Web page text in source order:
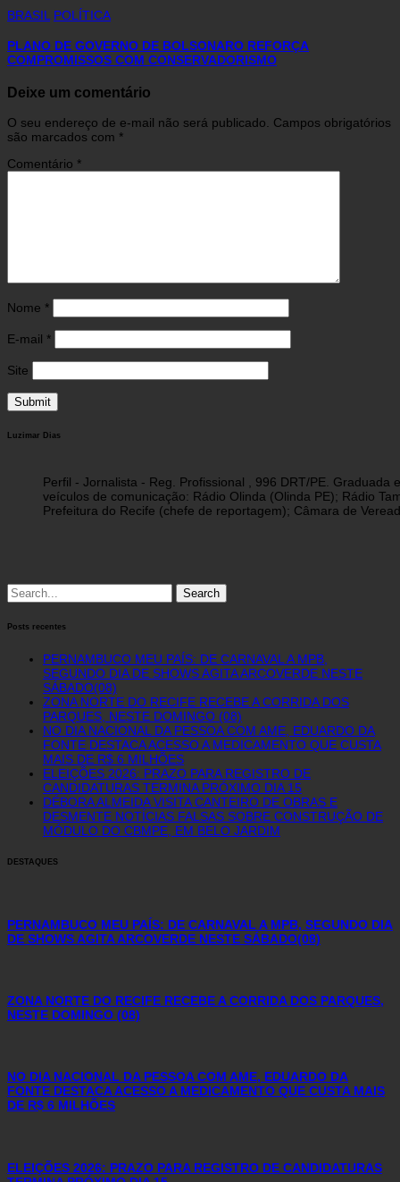
BRASIL POLÍTICA
PLANO DE GOVERNO DE BOLSONARO REFORÇA
COMPROMISSOS COM CONSERVADORISMO
Deixe um comentário
O seu endereço de e-mail não será publicado. Campos obrigatórios
são marcados com *
Comentário *
Nome *
E-mail *
Site
Luzimar Dias
Perfil - Jornalista - Reg. Profissional , 996 DRT/PE.
veículos de comunicação: Rádio Olinda (Olinda PE); Rádio
Prefeitura do Recife (chefe de reportagem); Câmara de
Search
for:
Posts recentes
PERNAMBUCO MEU PAÍS: DE CARNAVAL A MPB,
SEGUNDO DIA DE SHOWS AGITA ARCOVERDE NESTE
SÁBADO(08)
ZONA NORTE DO RECIFE RECEBE A CORRIDA DOS
PARQUES, NESTE DOMINGO (08)
NO DIA NACIONAL DA PESSOA COM AME, EDUARDO DA
FONTE DESTACA ACESSO A MEDICAMENTO QUE CUSTA
MAIS DE R$ 6 MILHÕES
ELEIÇÕES 2026: PRAZO PARA REGISTRO DE
CANDIDATURAS TERMINA PRÓXIMO DIA 15
DÉBORA ALMEIDA VISITA CANTEIRO DE OBRAS E
DESMENTE NOTÍCIAS FALSAS SOBRE CONSTRUÇÃO DE
MÓDULO DO CBMPE, EM BELO JARDIM
DESTAQUES
PERNAMBUCO MEU PAÍS: DE CARNAVAL A MPB, SEGUNDO DIA
DE SHOWS AGITA ARCOVERDE NESTE SÁBADO(08)
ZONA NORTE DO RECIFE RECEBE A CORRIDA DOS PARQUES,
NESTE DOMINGO (08)
NO DIA NACIONAL DA PESSOA COM AME, EDUARDO DA
FONTE DESTACA ACESSO A MEDICAMENTO QUE CUSTA MAIS
DE R$ 6 MILHÕES
ELEIÇÕES 2026: PRAZO PARA REGISTRO DE CANDIDATURAS